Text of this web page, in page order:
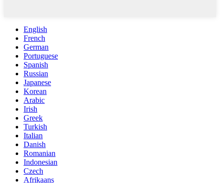
English
French
German
Portuguese
Spanish
Russian
Japanese
Korean
Arabic
Irish
Greek
Turkish
Italian
Danish
Romanian
Indonesian
Czech
Afrikaans